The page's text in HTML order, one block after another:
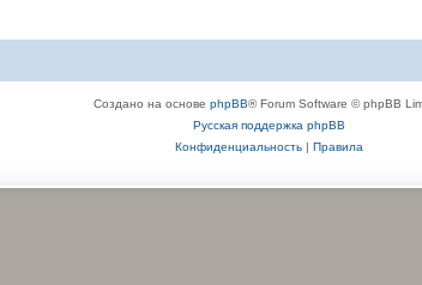
Создано на основе phpBB® Forum Software © phpBB
Русская поддержка phpBB
Конфиденциальность| Правила